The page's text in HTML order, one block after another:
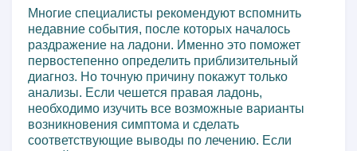
Многие специалисты рекомендуют вспомнить
недавние события, после которых началось
раздражение на ладони. Именно это поможет
первостепенно определить приблизительный
диагноз. Но точную причину покажут только
анализы. Если чешется правая ладонь,
необходимо изучить все возможные варианты
возникновения симптома и сделать
соответствующие выводы по лечению. Если